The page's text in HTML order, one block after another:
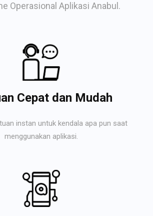
Operasional Aplikasi Anabul.
Cepat dan Mudah
instan untuk kendala apa pun saat
menggunakan aplikasi.